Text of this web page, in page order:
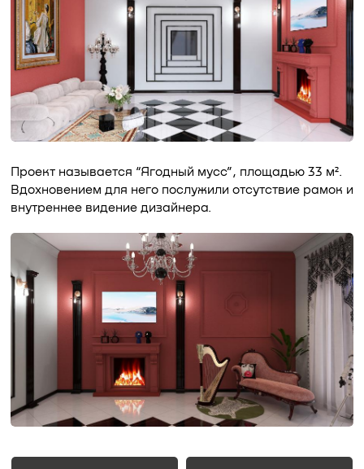
Проект называется “Ягодный мусс”, площадью 33 м².
Вдохновением для него послужили отсутствие рамок и
внутреннее видение дизайнера.